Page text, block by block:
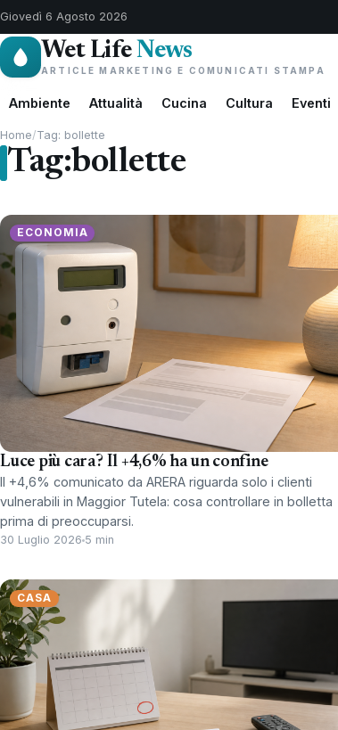
Giovedì 6 Agosto 2026
Wet LifeNews
ARTICLE MARKETING E COMUNICATI STAMPA
Ambiente Attualità Cucina Cultura Eventi
Home/Tag: bollette
Tag:bollette
ECONOMIA
Luce più cara? Il +4,6% ha un confine
Il +4,6% comunicato da ARERA riguarda solo i clienti
vulnerabili in Maggior Tutela: cosa controllare in bolletta
prima di preoccuparsi.
30 Luglio 2026 5 min
CASA